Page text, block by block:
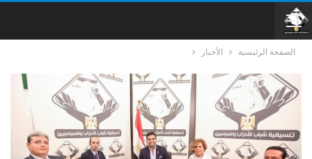
الصفحة الرئيسية الأخبار